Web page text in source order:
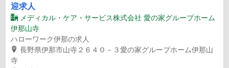
迎求人
メディカル・ケア・サービス株式会社 愛の家グループホーム
伊那山寺
ハローワーク伊那の求人
長野県伊那市山寺２６４０－３愛の家グループホーム伊那山
寺